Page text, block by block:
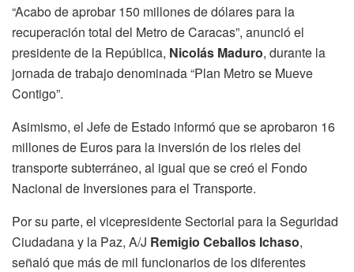
“Acabo de aprobar 150 millones de dólares para la
recuperación total del Metro de Caracas”, anunció el
presidente de la República, Nicolás Maduro, durante la
jornada de trabajo denominada “Plan Metro se Mueve
Contigo”.
Asimismo, el Jefe de Estado informó que se aprobaron 16
millones de Euros para la inversión de los rieles del
transporte subterráneo, al igual que se creó el Fondo
Nacional de Inversiones para el Transporte.
Por su parte, el vicepresidente Sectorial para la Seguridad
Ciudadana y la Paz, A/J Remigio Ceballos Ichaso,
señaló que más de mil funcionarios de los diferentes